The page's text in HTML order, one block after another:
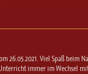
26.05.2021. Viel Spaß beim
immer im Wechsel